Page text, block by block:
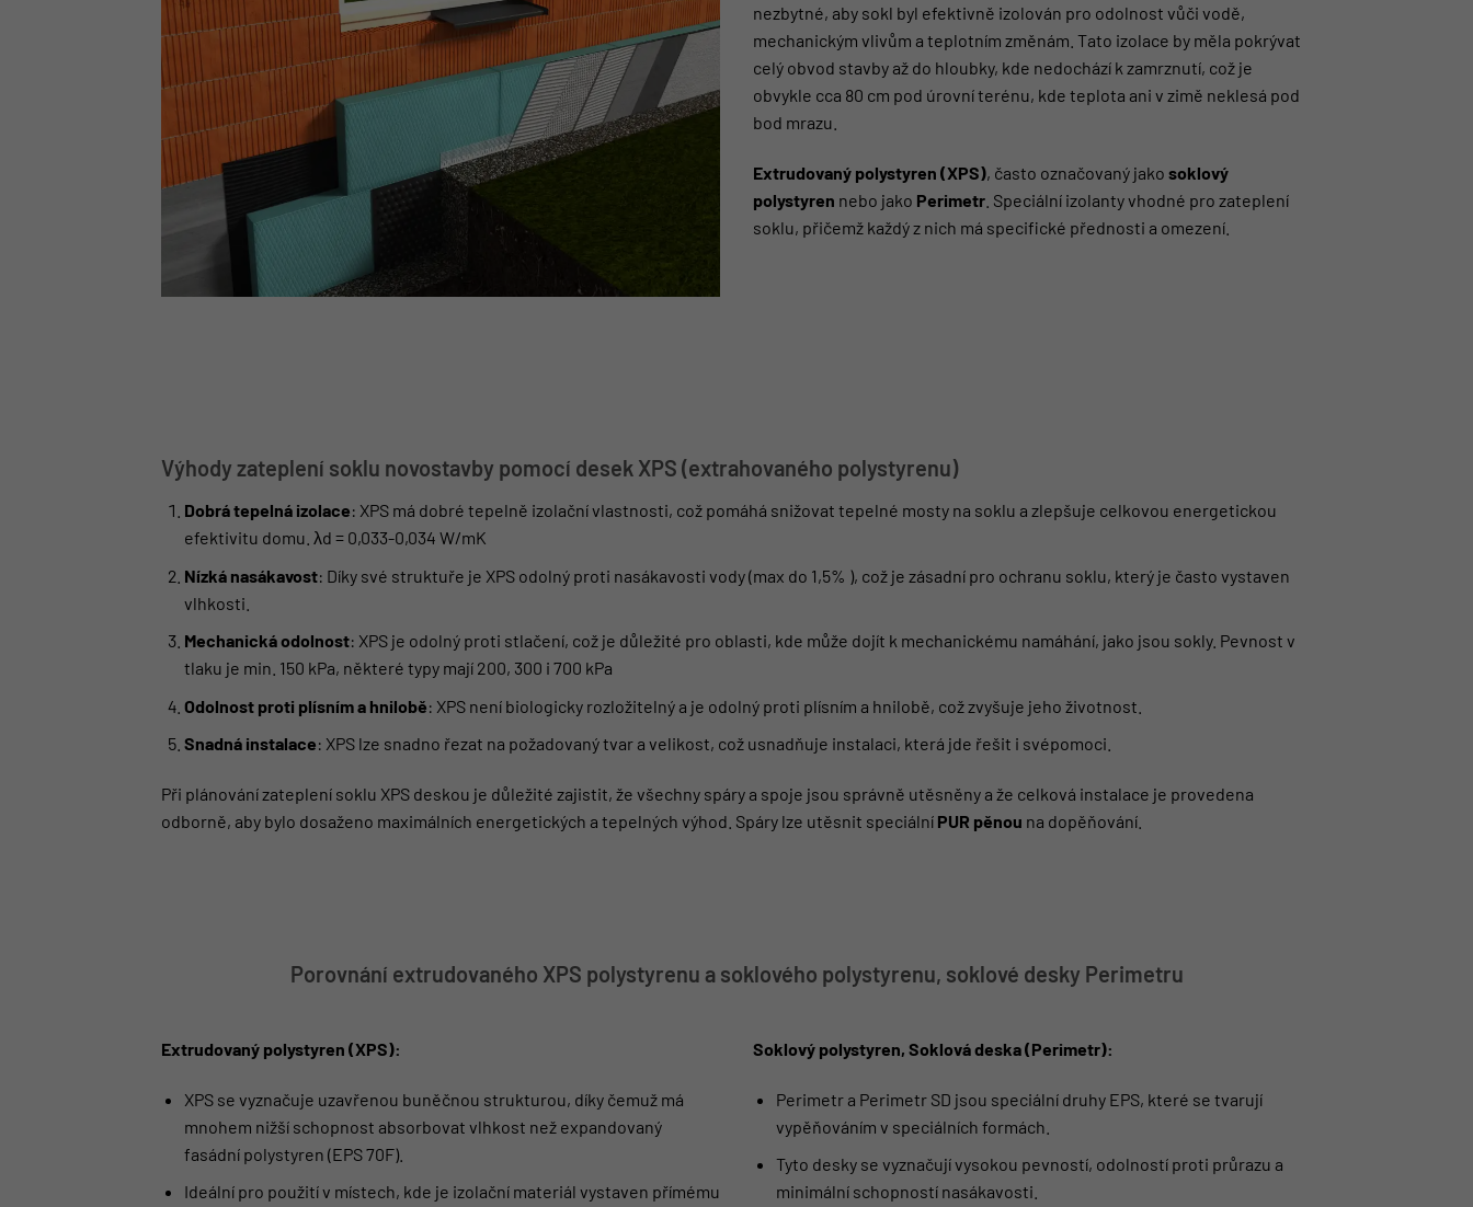
nezbytné, aby sokl byl efektivně izolován pro odolnost vůči vodě,
mechanickým vlivům a teplotním změnám. Tato izolace by měla pokrývat
celý obvod stavby až do hloubky, kde nedochází k zamrznutí, což je
obvykle cca 80 cm pod úrovní terénu, kde teplota ani v zimě neklesá pod
bod mrazu.
Extrudovaný polystyren (XPS), často označovaný jako soklový
polystyren nebo jako Perimetr . Speciální izolanty vhodné pro zateplení
soklu, přičemž každý z nich má specifické přednosti a omezení.
Výhody zateplení soklu novostavby pomocí desek XPS (extrahovaného polystyrenu)
Dobrá tepelná izolace: XPS má dobré tepelně izolační vlastnosti, což pomáhá snižovat tepelné mosty na soklu a zlepšuje celkovou energetickou
efektivitu domu. λd = 0,033-0,034 W/mK
Nízká nasákavost: Díky své struktuře je XPS odolný proti nasákavosti vody (max do 1,5% ), což je zásadní pro ochranu soklu, který je často vystaven
vlhkosti.
Mechanická odolnost: XPS je odolný proti stlačení, což je důležité pro oblasti, kde může dojít k mechanickému namáhání, jako jsou sokly. Pevnost v
tlaku je min. 150 kPa, některé typy mají 200, 300 i 700 kPa
Odolnost proti plísním a hnilobě: XPS není biologicky rozložitelný a je odolný proti plísním a hnilobě, což zvyšuje jeho životnost.
Snadná instalace: XPS lze snadno řezat na požadovaný tvar a velikost, což usnadňuje instalaci, která jde řešit i svépomoci.
Při plánování zateplení soklu XPS deskou je důležité zajistit, že všechny spáry a spoje jsou správně utěsněny a že celková instalace je provedena
odborně, aby bylo dosaženo maximálních energetických a tepelných výhod. Spáry lze utěsnit speciální PUR pěnou na dopěňování.
Porovnání extrudovaného XPS polystyrenu a soklového polystyrenu, soklové desky Perimetru
Extrudovaný polystyren (XPS):
XPS se vyznačuje uzavřenou buněčnou strukturou, díky čemuž má
mnohem nižší schopnost absorbovat vlhkost než expandovaný
fasádní polystyren (EPS 70F).
Ideální pro použití v místech, kde je izolační materiál vystaven přímému
Soklový polystyren, Soklová deska (Perimetr):
Perimetr a Perimetr SD jsou speciální druhy EPS, které se tvarují
vypěňováním v speciálních formách.
Tyto desky se vyznačují vysokou pevností, odolností proti průrazu a
minimální schopností nasákavosti.